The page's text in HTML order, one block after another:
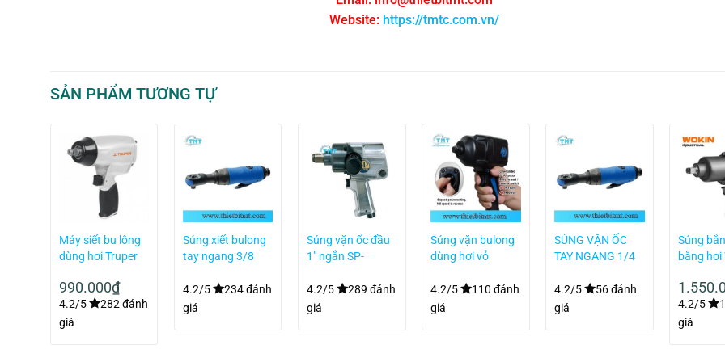
Website: https://tmtc.com.vn/
SẢN PHẨM TƯƠNG TỰ
Máy siết bu lông
dùng hơi Truper
990.000₫
4.2/5
282 đánh
giá
Súng xiết bulong
tay ngang 3/8
050
4.2/5
234 đánh
giá
Súng vặn ốc đầu
1″ ngắn SP-
4.2/5
289 đánh
giá
Súng vặn bulong
dùng hơi vỏ
inch 1.491 N.m
Kingtony 33681-
4.2/5
110 đánh
giá
SÚNG VẶN ỐC
TAY NGANG 1/4
37221-030
4.2/5
56 đánh
giá
Súng
bằng hơi
4.2/5
giá